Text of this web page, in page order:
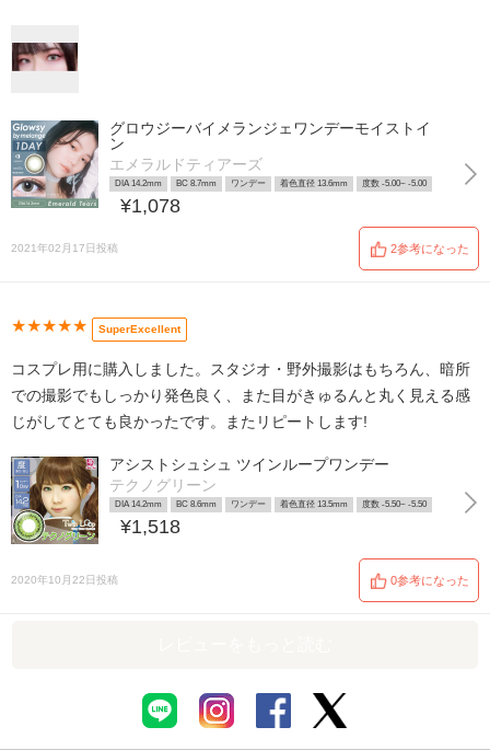
グロウジーバイメランジェワンデーモイストイ
ン
エメラルドティアーズ
DIA 14.2mm BC 8.7mm ワンデー 着色直径 13.6mm 度数 -5.00~ -5.00
¥1,078
2021年02月17日投稿 2参考になった
★★★★★ SuperExcellent
コスプレ用に購入しました。スタジオ・野外撮影はもちろん、暗所
での撮影でもしっかり発色良く、また目がきゅるんと丸く見える感
じがしてとても良かったです。またリピートします!
アシストシュシュ ツインループワンデー
テクノグリーン
DIA 14.2mm BC 8.6mm ワンデー 着色直径 13.5mm 度数 -5.50~ -5.50
¥1,518
2020年10月22日投稿 0参考になった